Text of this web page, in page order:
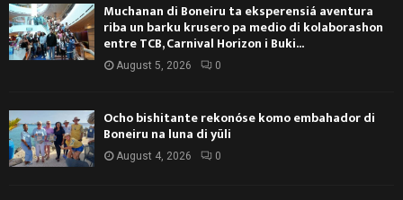
Muchanan di Boneiru ta eksperensiá aventura
riba un barku krusero pa medio di kolaborashon
entre TCB, Carnival Horizon i Buki...
August 5, 2026 0
Ocho bishitante rekonóse komo embahador di
Boneiru na luna di yüli
August 4, 2026 0